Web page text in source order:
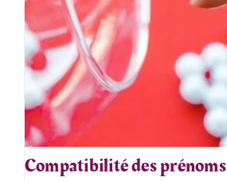
Compatibilité des prénoms